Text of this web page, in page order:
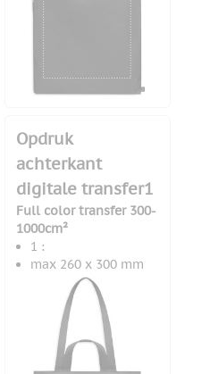
Opdruk
achterkant
digitale transfer1
Full color transfer 300-
1000cm²
1 :
max 260 x 300 mm